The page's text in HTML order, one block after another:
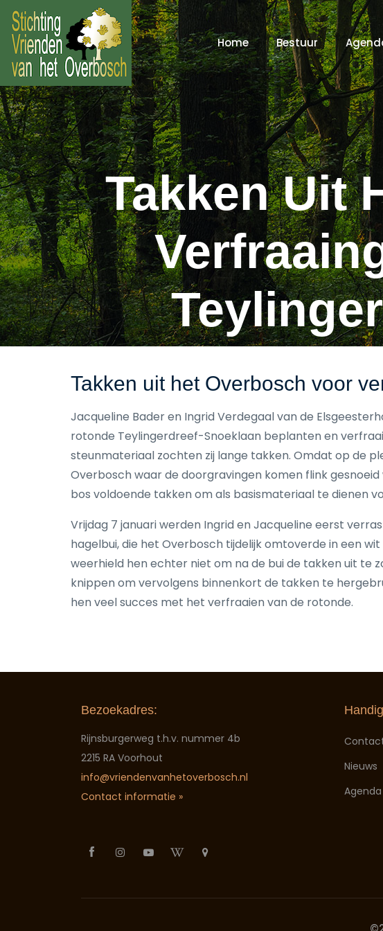
Home Bestuur
Takken Uit
Takken uit het Overbosch voor
Jacqueline Bader en Ingrid Verdegaal van de
rotonde Teylingerdreef-Snoeklaan beplanten en
steunmateriaal zochten zij lange takken. Omdat op de
Overbosch waar de doorgravingen komen flink gesnoeid
bos voldoende takken om als basismateriaal te dienen
Vrijdag 7 januari werden Ingrid en Jacqueline eerst
hagelbui, die het Overbosch tijdelijk omtoverde in een wit
weerhield hen echter niet om na de bui de takken uit te
knippen om vervolgens binnenkort de takken te
hen veel succes met het verfraaien van de rotonde.
Bezoekadres:
Rijnsburgerweg t.h.v. nummer 4b
2215 RA Voorhout
info@vriendenvanhetoverbosch.nl
Contact informatie »
Nieuws
Agenda